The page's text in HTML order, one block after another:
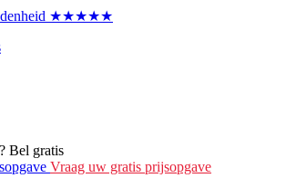
★★★★★
Bel gratis
Vraag uw gratis prijsopgave